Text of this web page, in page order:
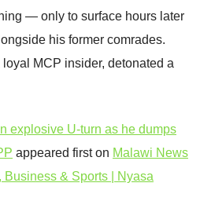
— only to surface hours later
his former comrades.
MCP insider, detonated a
explosive U‑turn as he dumps
appeared first on Malawi News
Business & Sports | Nyasa